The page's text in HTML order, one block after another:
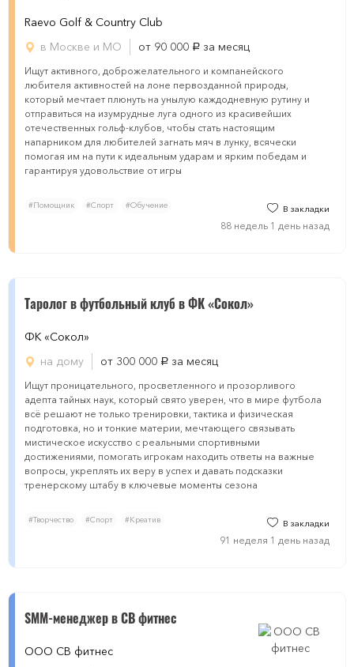
Raevo Golf & Country Club
в Москве и МО
от 90 000 руб. за месяц
Ищут активного, доброжелательного и компанейского
любителя активностей на лоне первозданной природы,
который мечтает плюнуть на унылую каждодневную рутину и
отправиться на изумрудные луга одного из красивейших
отечественных гольф-клубов, чтобы стать настоящим
напарником для любителей загнать мяч в лунку, всячески
помогая им на пути к идеальным ударам и ярким победам и
гарантируя удовольствие от игры
#Помощник #Спорт #Обучение В закладки
88 недель 1 день назад
Таролог в футбольный клуб в ФК «Сокол»
ФК «Сокол»
на дому
от 300 000 руб. за месяц
Ищут проницательного, просветленного и прозорливого
адепта тайных наук, который свято уверен, что в мире футбола
всё решают не только тренировки, тактика и физическая
подготовка, но и тонкие материи, мечтающего связывать
мистическое искусство с реальными спортивными
достижениями, помогать игрокам находить ответы на важные
вопросы, укреплять их веру в успех и давать подсказки
тренерскому штабу в ключевые моменты сезона
#Творчество #Спорт #Креатив В закладки
91 неделя 1 день назад
SMM-менеджер в СВ фитнес
ООО СВ фитнес